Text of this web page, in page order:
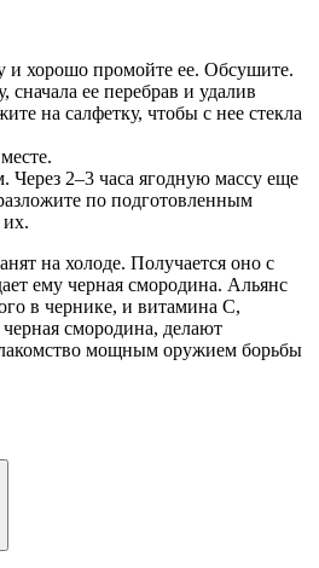
и хорошо промойте ее. Обсушите.
ее перебрав и удалив
на салфетку, чтобы с нее стекла
Через 2–3 часа ягодную массу еще
по подготовленным
их.
на холоде. Получается оно с
ему черная смородина. Альянс
в чернике, и витамина С,
смородина, делают
мощным оружием борьбы